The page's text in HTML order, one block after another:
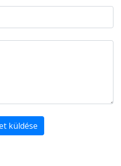
küldése